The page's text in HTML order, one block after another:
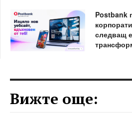
Postbank
следващ
Вижте още: